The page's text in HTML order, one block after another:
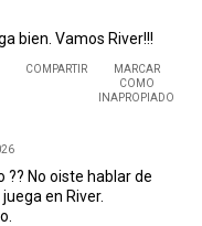
bien. Vamos River!!!
COMPARTIR
MARCAR
COMO
INAPROPIADO
?? No oiste hablar de
en River.